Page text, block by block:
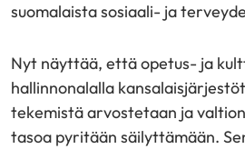
suomalaista sosiaali- ja
Nyt näyttää, että opetus- ja
hallinnonalalla
tekemistä arvostetaan ja
tasoa pyritään säilyttämään.